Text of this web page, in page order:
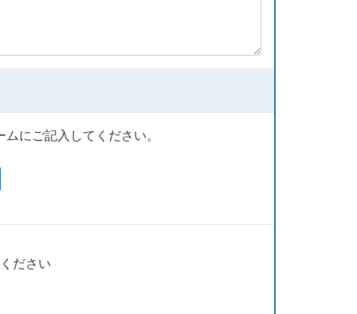
にご記入してください。
ださい